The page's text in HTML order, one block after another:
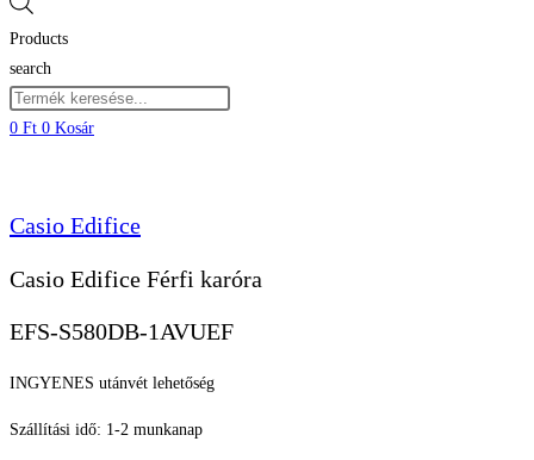
Products
search
0 Ft 0 Kosár
Casio Edifice
Casio Edifice Férfi karóra
EFS-S580DB-1AVUEF
INGYENES utánvét lehetőség
Szállítási idő: 1-2 munkanap